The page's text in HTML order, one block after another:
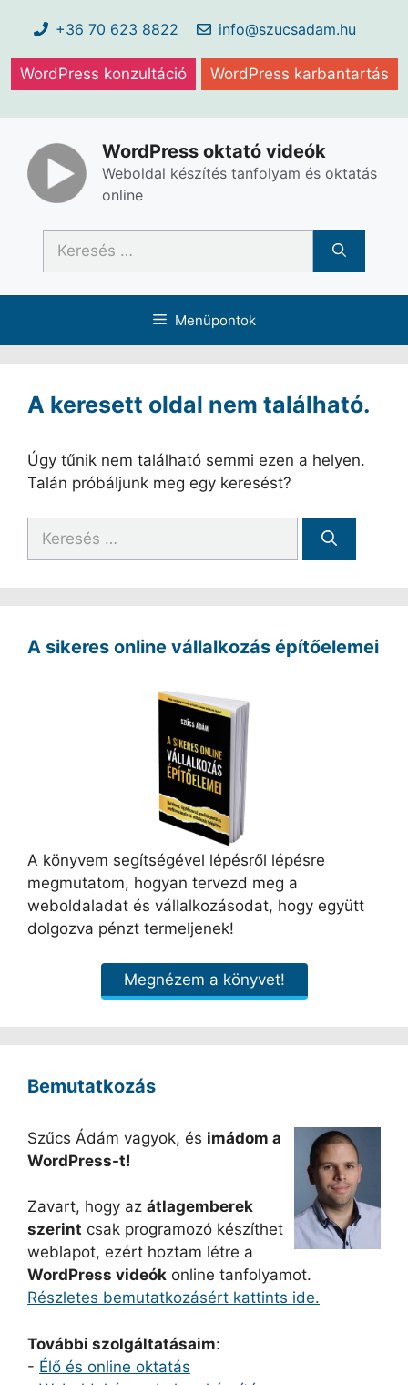
tartalomba
+36 70 623 8822 info@szucsadam.hu
WordPress konzultáció WordPress karbantartás
WordPress oktató videók
Weboldal készítés tanfolyam és oktatás
online
Keresés:
Menüpontok
A keresett oldal nem található.
Úgy tűnik nem található semmi ezen a helyen.
Talán próbáljunk meg egy keresést?
Keresés:
A sikeres online vállalkozás építőelemei
A könyvem segítségével lépésről lépésre
megmutatom, hogyan tervezd meg a
weboldaladat és vállalkozásodat, hogy együtt
dolgozva pénzt termeljenek!
Megnézem a könyvet!
Bemutatkozás
Szűcs Ádám vagyok, és imádom a
WordPress-t!
Zavart, hogy az átlagemberek
szerint csak programozó készíthet
weblapot, ezért hoztam létre a
WordPress videók online tanfolyamot.
Részletes bemutatkozásért kattints ide.
További szolgáltatásaim:
- Élő és online oktatás